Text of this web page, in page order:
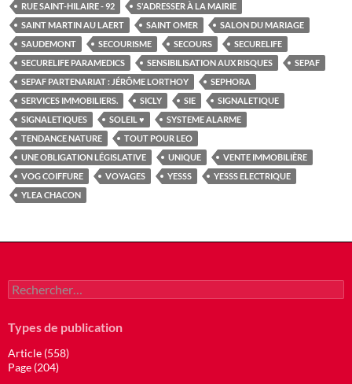
RUE SAINT-HILAIRE - 92
S'ADRESSER À LA MAIRIE
SAINT MARTIN AU LAERT
SAINT OMER
SALON DU MARIAGE
SAUDEMONT
SECOURISME SECOURS
SECURELIFE
SECURELIFE PARAMEDICS
SENSIBILISATION AUX RISQUES
SEPAF
SEPAF PARTENARIAT : JÉRÔME LORTHOY
SEPHORA
SERVICES IMMOBILIERS.
SICLY SIE
SIGNALETIQUE
SIGNALETIQUES
SOLEIL ♥
SYSTEME ALARME
TENDANCE NATURE
TOUT POUR LEO
UNE OBLIGATION LÉGISLATIVE
UNIQUE
VENTE IMMOBILIÈRE
VOG COIFFURE
VOYAGES YESSS
YESSS ELECTRIQUE
YLEA CHACON
Rechercher :
Types de publication
Article (558)
Page (204)